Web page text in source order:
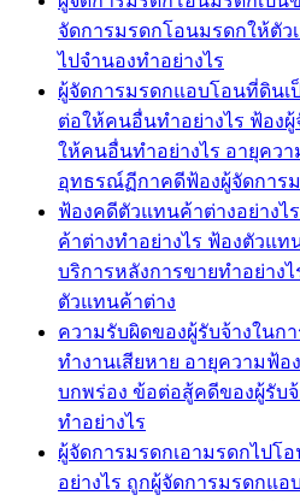
จัดการมรดกโอนมรดกให้ตัว
ไปจำนองทำอย่างไร
ผู้จัดการมรดกแอบโอนที่ดินเ
ต่อให้คนอื่นทำอย่างไร ฟ้อง
ให้คนอื่นทำอย่างไร อายุคว
อุทธรณ์ฏีกาคดีฟ้องผู้จัดการ
ฟ้องคดีตัวแทนค้าต่างอย่างไ
ค้าต่างทำอย่างไร ฟ้องตัวแ
บริการหลังการขายทำอย่าง
ตัวแทนค้าต่าง
ความรับผิดของผู้รับจ้างในก
ทำงานเสียหาย อายุความฟ้อ
บกพร่อง ข้อต่อสู้คดีของผู้รับจ้
ทำอย่างไร
ผู้จัดการมรดกเอามรดกไป
อย่างไร ถูกผู้จัดการมรดกแ